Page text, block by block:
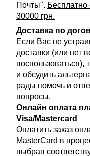
Почты". Бесплатно
30000 грн.
Доставка по
Если Вас не
доставки (или нет
воспользоваться),
и обсудить
рады помочь и
вопросы.
Онлайн оплата
Visa/Mastercard
Оплатить заказ
MasterCard в
выбрав